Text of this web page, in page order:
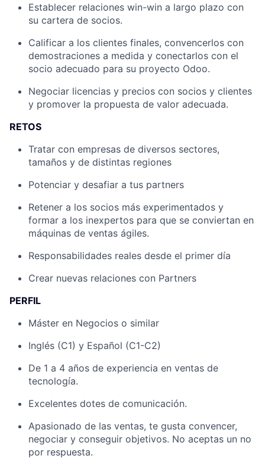
Establecer relaciones win-win a largo plazo con
su cartera de socios.
Calificar a los clientes finales, convencerlos con
demostraciones a medida y conectarlos con el
socio adecuado para su proyecto Odoo.
Negociar licencias y precios con socios y clientes
y promover la propuesta de valor adecuada.
RETOS
Tratar con empresas de diversos sectores,
tamaños y de distintas regiones
Potenciar y desafiar a tus partners
Retener a los socios más experimentados y
formar a los inexpertos para que se conviertan en
máquinas de ventas ágiles.
Responsabilidades reales desde el primer día
Crear nuevas relaciones con Partners
PERFIL
Máster en Negocios o similar
Inglés (C1) y Español (C1-C2)
De 1 a 4 años de experiencia en ventas de
tecnología.
Excelentes dotes de comunicación.
Apasionado de las ventas, te gusta convencer,
negociar y conseguir objetivos. No aceptas un no
por respuesta.